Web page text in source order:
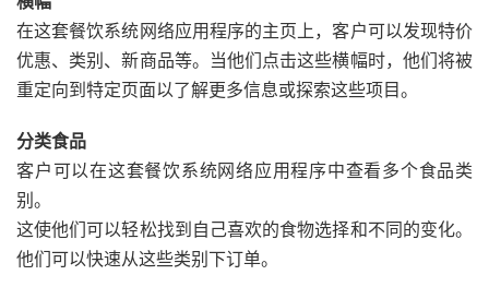
在这套餐饮系统网络应用程序的主页上，客户可以发现特价
优惠、类别、新商品等。当他们点击这些横幅时，他们将被
重定向到特定页面以了解更多信息或探索这些项目。
分类食品
客户可以在这套餐饮系统网络应用程序中查看多个食品类
别。
这使他们可以轻松找到自己喜欢的食物选择和不同的变化。
他们可以快速从这些类别下订单。